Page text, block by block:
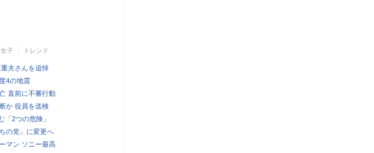
女子 トレンド
夫さんを追悼
4の地震
直前に不審行動
か 役員を送検
「2つの危険」
の党」に変更へ
マン ソニー最高